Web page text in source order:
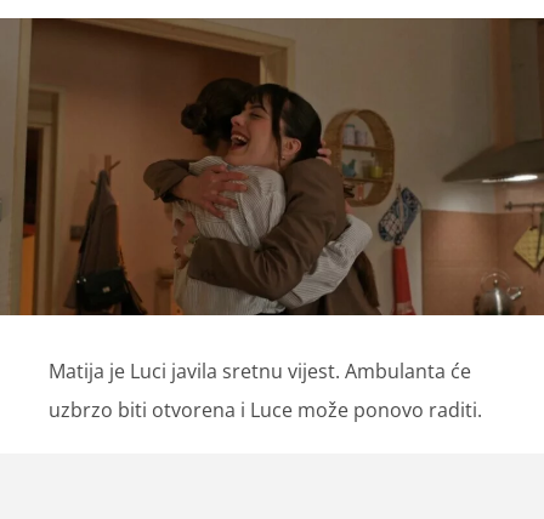
Matija je Luci javila sretnu vijest. Ambulanta će
uzbrzo biti otvorena i Luce može ponovo raditi.